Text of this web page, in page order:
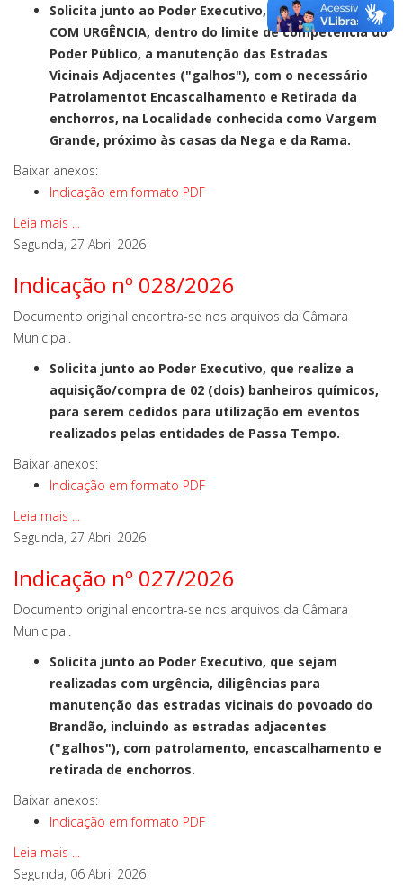
Solicita junto ao Poder Executivo, que determine
COM URGÊNCIA, dentro do limite de competência do
Poder Público, a manutenção das Estradas
Vicinais Adjacentes ("galhos"), com o necessário
Patrolamentot Encascalhamento e Retirada da
enchorros, na Localidade conhecida como Vargem
Grande, próximo às casas da Nega e da Rama.
Baixar anexos:
Indicação em formato PDF
Leia mais ...
Segunda, 27 Abril 2026
Indicação nº 028/2026
Documento original encontra-se nos arquivos da Câmara
Municipal.
Solicita junto ao Poder Executivo, que realize a
aquisição/compra de 02 (dois) banheiros químicos,
para serem cedidos para utilização em eventos
realizados pelas entidades de Passa Tempo.
Baixar anexos:
Indicação em formato PDF
Leia mais ...
Segunda, 27 Abril 2026
Indicação nº 027/2026
Documento original encontra-se nos arquivos da Câmara
Municipal.
Solicita junto ao Poder Executivo, que sejam
realizadas com urgência, diligências para
manutenção das estradas vicinais do povoado do
Brandão, incluindo as estradas adjacentes
("galhos"), com patrolamento, encascalhamento e
retirada de enchorros.
Baixar anexos:
Indicação em formato PDF
Leia mais ...
Segunda, 06 Abril 2026